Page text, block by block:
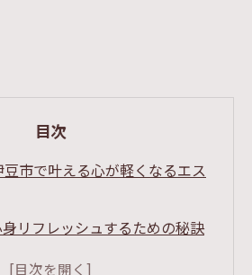
目次
市で叶える心が軽くなるエス
リフレッシュするための秘訣
市のエステがもたらす癒し効果